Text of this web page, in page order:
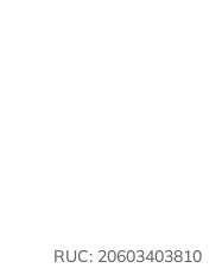
RUC: 20603403810